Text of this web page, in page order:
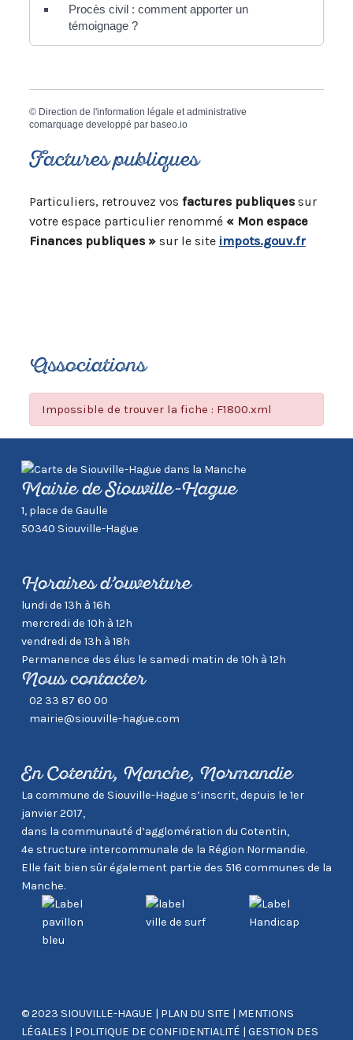
Procès civil : comment apporter un
témoignage ?
© Direction de l'information légale et administrative
comarquage developpé par baseo.io
Factures publiques
Particuliers, retrouvez vos factures publiquessur
votre espace particulier renommé « Mon espace
Finances publiques »sur le site impots.gouv.fr
Associations
Impossible de trouver la fiche : F1800.xml
Mairie de Siouville-Hague
1, place de Gaulle
50340 Siouville-Hague
Horaires d’ouverture
lundi de 13h à 16h
mercredi de 10h à 12h
vendredi de 13h à 18h
Permanence des élus le samedi matin de 10h à 12h
Nous contacter
02 33 87 60 00
mairie@siouville-hague.com
En Cotentin, Manche, Normandie
La commune de Siouville-Hague s’inscrit, depuis le 1er
janvier 2017,
dans la communauté d’agglomération du Cotentin,
4e structure intercommunale de la Région Normandie.
Elle fait bien sûr également partie des 516 communes de la
Manche.
© 2023 SIOUVILLE-HAGUE | PLAN DU SITE | MENTIONS
LÉGALES | POLITIQUE DE CONFIDENTIALITÉ | GESTION DES